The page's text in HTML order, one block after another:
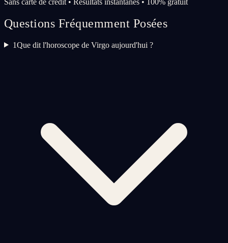
Questions Fréquemment Posées
1Que dit l'horoscope de Virgo aujourd'hui ?